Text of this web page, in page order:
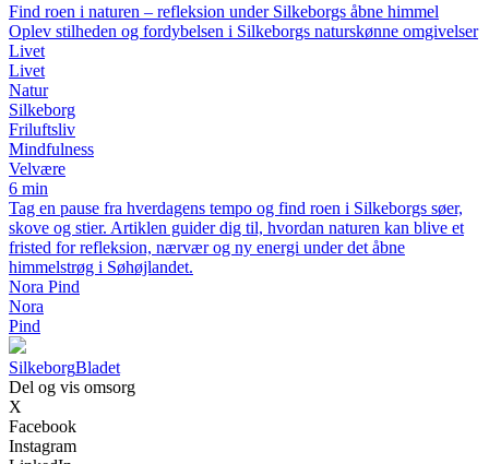
Find roen i naturen – refleksion under Silkeborgs åbne himmel
Oplev stilheden og fordybelsen i Silkeborgs naturskønne omgivelser
Livet
Livet
Natur
Silkeborg
Friluftsliv
Mindfulness
Velvære
6 min
Tag en pause fra hverdagens tempo og find roen i Silkeborgs søer,
skove og stier. Artiklen guider dig til, hvordan naturen kan blive et
fristed for refleksion, nærvær og ny energi under det åbne
himmelstrøg i Søhøjlandet.
Nora Pind
Nora
Pind
SilkeborgBladet
Del og vis omsorg
X
Facebook
Instagram